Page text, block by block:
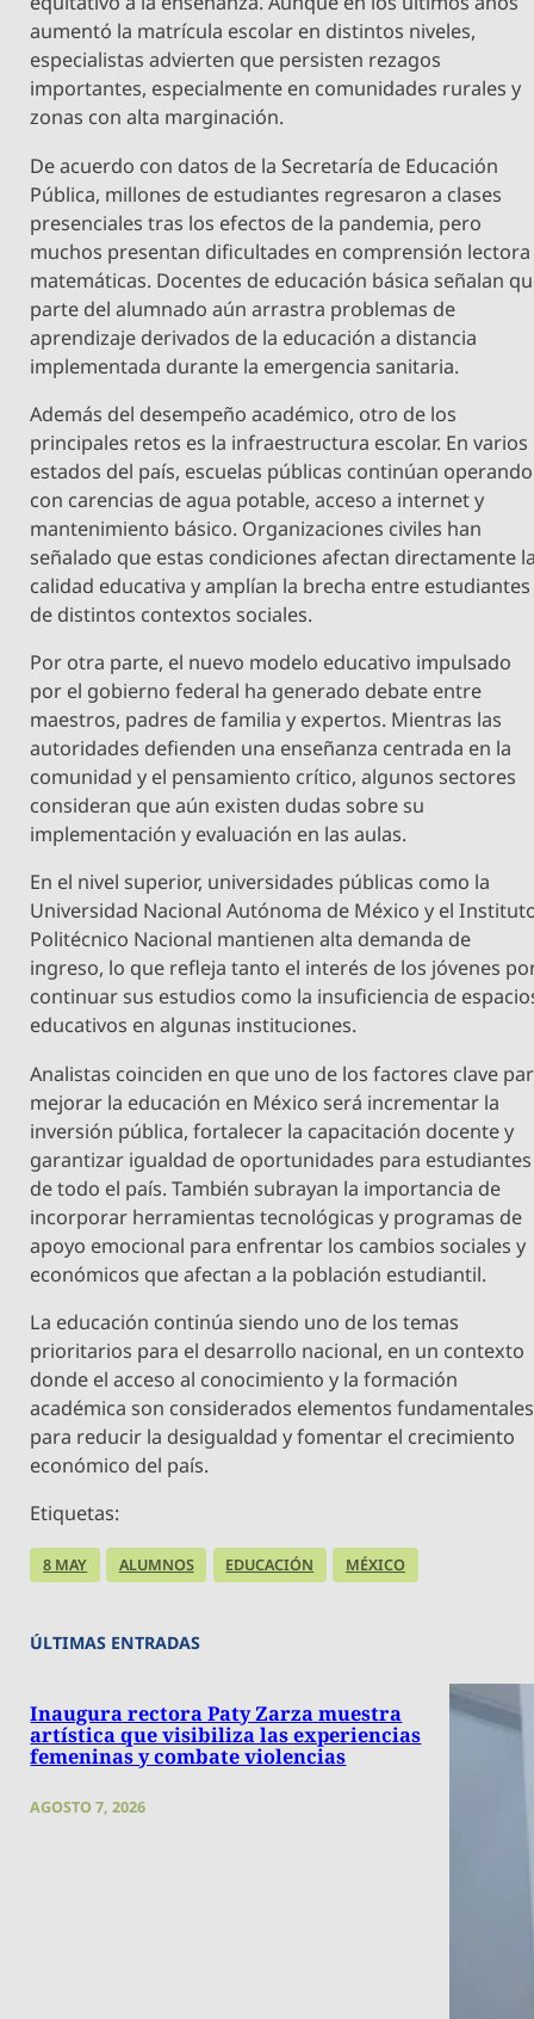
aumentó la matrícula escolar en distintos niveles,
especialistas advierten que persisten rezagos
importantes, especialmente en comunidades rurales y
zonas con alta marginación.
De acuerdo con datos de la Secretaría de Educación
Pública, millones de estudiantes regresaron a clases
presenciales tras los efectos de la pandemia, pero
muchos presentan dificultades en comprensión lectora
matemáticas. Docentes de educación básica señalan
parte del alumnado aún arrastra problemas de
aprendizaje derivados de la educación a distancia
implementada durante la emergencia sanitaria.
Además del desempeño académico, otro de los
principales retos es la infraestructura escolar. En varios
estados del país, escuelas públicas continúan operando
con carencias de agua potable, acceso a internet y
mantenimiento básico. Organizaciones civiles han
señalado que estas condiciones afectan directamente
calidad educativa y amplían la brecha entre estudiantes
de distintos contextos sociales.
Por otra parte, el nuevo modelo educativo impulsado
por el gobierno federal ha generado debate entre
maestros, padres de familia y expertos. Mientras las
autoridades defienden una enseñanza centrada en la
comunidad y el pensamiento crítico, algunos sectores
consideran que aún existen dudas sobre su
implementación y evaluación en las aulas.
En el nivel superior, universidades públicas como la
Universidad Nacional Autónoma de México y el
Politécnico Nacional mantienen alta demanda de
ingreso, lo que refleja tanto el interés de los jóvenes
continuar sus estudios como la insuficiencia de
educativos en algunas instituciones.
Analistas coinciden en que uno de los factores clave
mejorar la educación en México será incrementar la
inversión pública, fortalecer la capacitación docente y
garantizar igualdad de oportunidades para estudiantes
de todo el país. También subrayan la importancia de
incorporar herramientas tecnológicas y programas de
apoyo emocional para enfrentar los cambios sociales y
económicos que afectan a la población estudiantil.
La educación continúa siendo uno de los temas
prioritarios para el desarrollo nacional, en un contexto
donde el acceso al conocimiento y la formación
académica son considerados elementos fundamentales
para reducir la desigualdad y fomentar el crecimiento
económico del país.
Etiquetas:
8 MAY ALUMNOS EDUCACIÓN MÉXICO
ÚLTIMAS ENTRADAS
Inaugura rectora Paty Zarza muestra
artística que visibiliza las experiencias
femeninas y combate violencias
AGOSTO 7, 2026